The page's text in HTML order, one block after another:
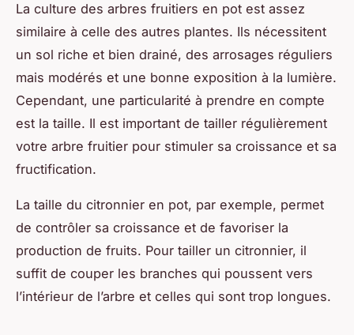
La culture des arbres fruitiers en pot est assez
similaire à celle des autres plantes. Ils nécessitent
un sol riche et bien drainé, des arrosages réguliers
mais modérés et une bonne exposition à la lumière.
Cependant, une particularité à prendre en compte
est la taille. Il est important de tailler régulièrement
votre arbre fruitier pour stimuler sa croissance et sa
fructification.
La taille du citronnier en pot, par exemple, permet
de contrôler sa croissance et de favoriser la
production de fruits. Pour tailler un citronnier, il
suffit de couper les branches qui poussent vers
l’intérieur de l’arbre et celles qui sont trop longues.